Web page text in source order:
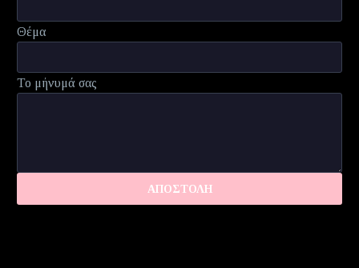
Θέμα
Το μήνυμά σας